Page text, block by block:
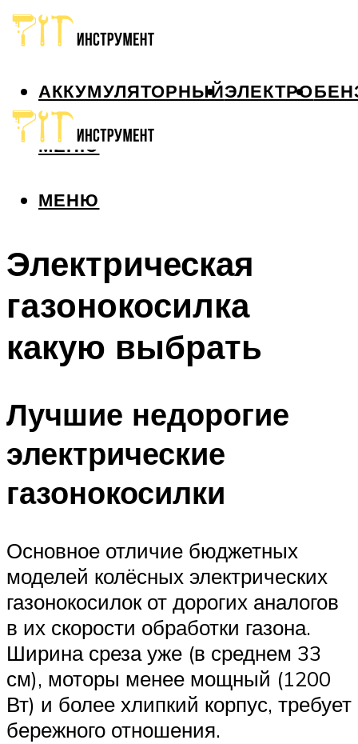
АККУМУЛЯТОРНЫЙЭЛЕКТРО
МЕНЮ
МЕНЮ
Электрическая
газонокосилка
какую выбрать
Лучшие недорогие
электрические
газонокосилки
Основное отличие бюджетных
моделей колёсных электрических
газонокосилок от дорогих аналогов
в их скорости обработки газона.
Ширина среза уже (в среднем 33
см), моторы менее мощный (1200
Вт) и более хлипкий корпус, требует
бережного отношения.